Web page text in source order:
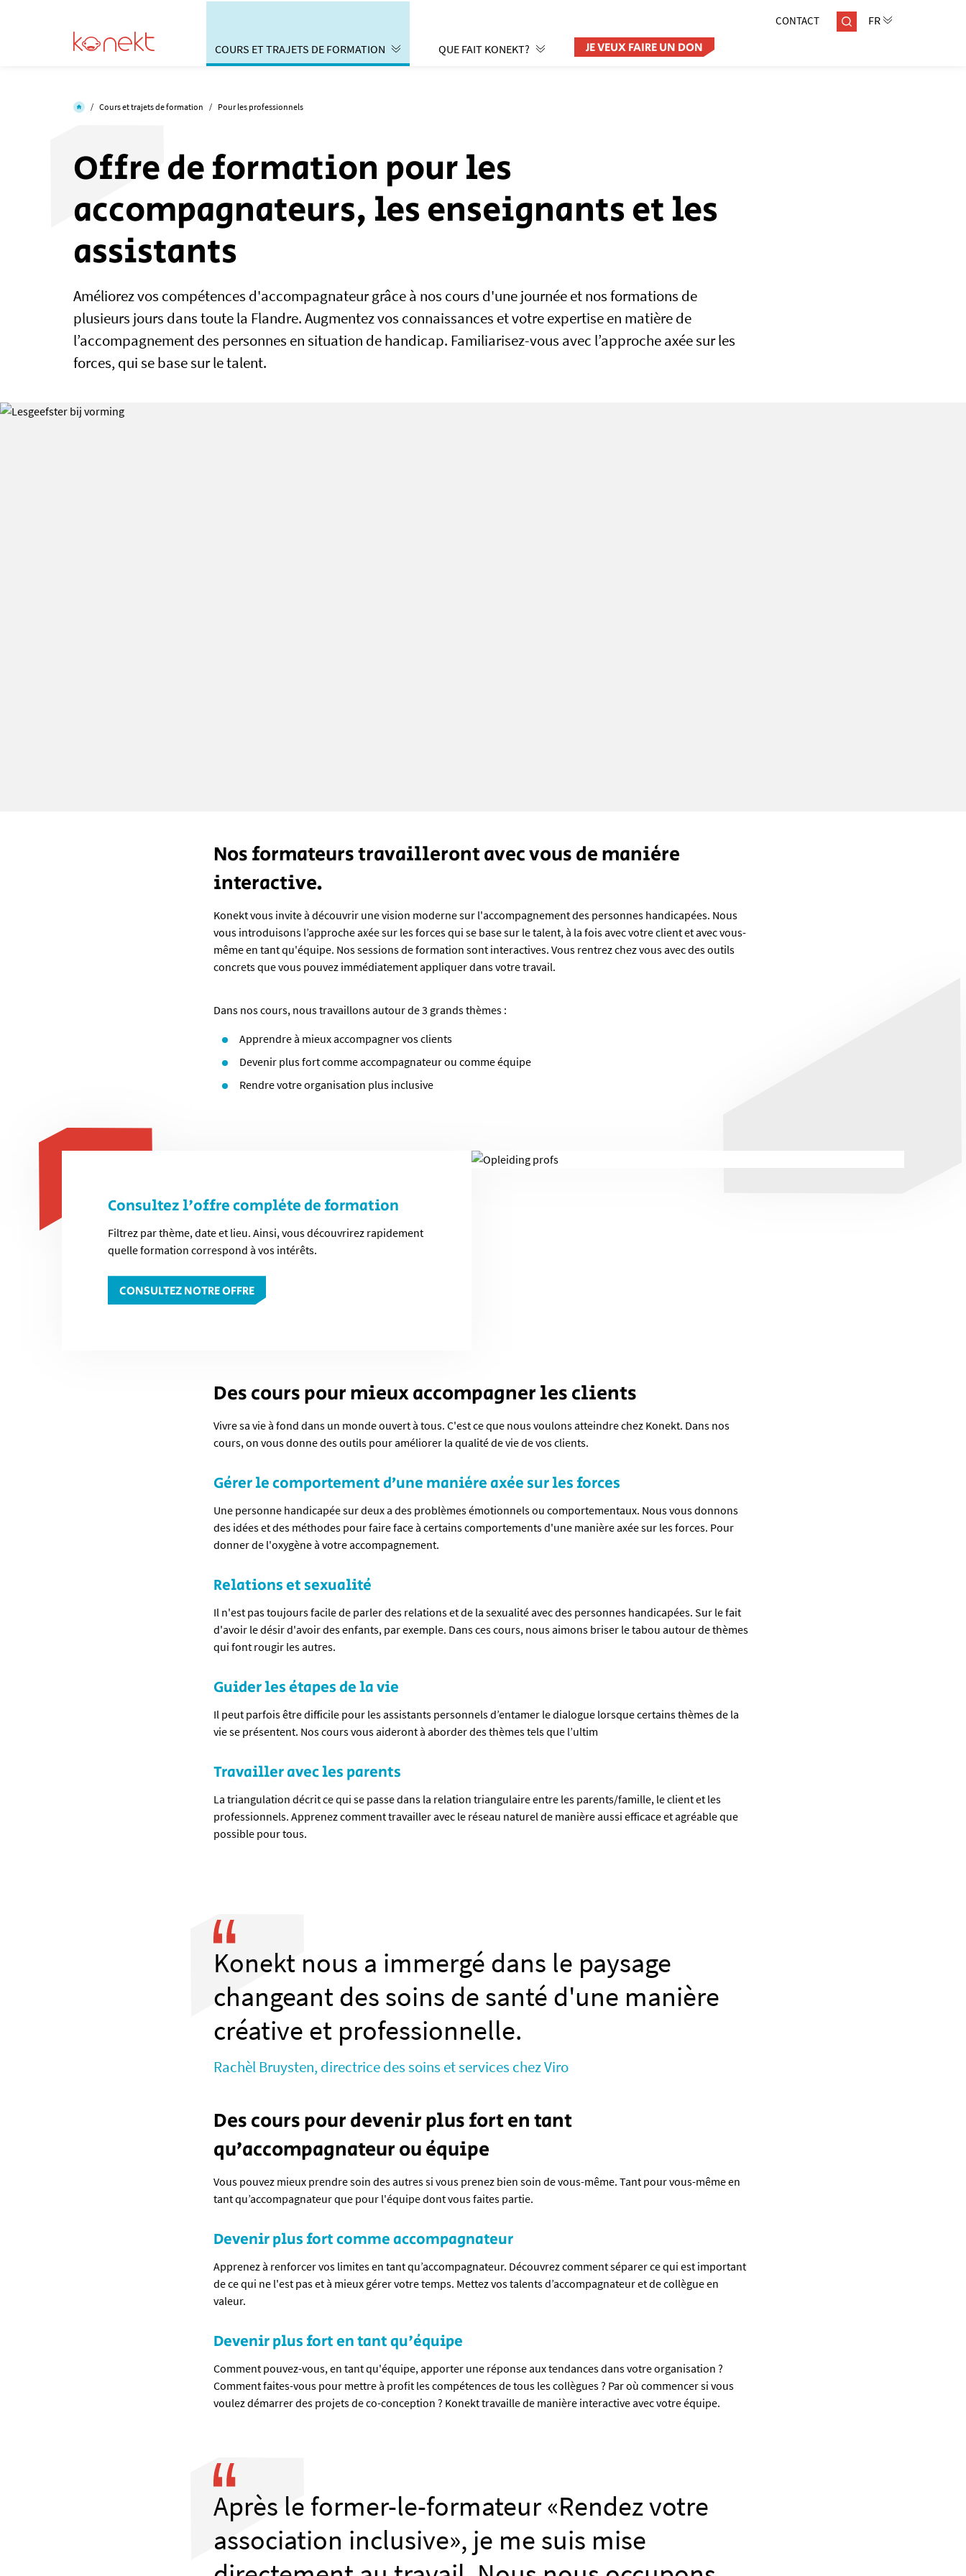
CONTACT
COURS ET TRAJETS DE FORMATION QUE FAIT KONEKT? JE VEUX FAIRE UN DON
/ Cours et trajets de formation / Pour les professionnels
Offre de formation pour les
accompagnateurs, les enseignants et les
assistants
Améliorez vos compétences d'accompagnateur grâce à nos cours d'une journée et nos formations de
plusieurs jours dans toute la Flandre. Augmentez vos connaissances et votre expertise en matière de
l’accompagnement des personnes en situation de handicap. Familiarisez-vous avec l’approche axée sur les
forces, qui se base sur le talent.
Nos formateurs travailleront avec vous de manière
interactive.
Konekt vous invite à découvrir une vision moderne sur l'accompagnement des personnes handicapées. Nous
vous introduisons l’approche axée sur les forces qui se base sur le talent, à la fois avec votre client et avec vous-
même en tant qu'équipe. Nos sessions de formation sont interactives. Vous rentrez chez vous avec des outils
concrets que vous pouvez immédiatement appliquer dans votre travail.
Dans nos cours, nous travaillons autour de 3 grands thèmes :
Apprendre à mieux accompagner vos clients
Devenir plus fort comme accompagnateur ou comme équipe
Rendre votre organisation plus inclusive
Consultez l'offre complète de formation
Filtrez par thème, date et lieu. Ainsi, vous découvrirez rapidement
quelle formation correspond à vos intérêts.
CONSULTEZ NOTRE OFFRE
Des cours pour mieux accompagner les clients
Vivre sa vie à fond dans un monde ouvert à tous. C'est ce que nous voulons atteindre chez Konekt. Dans nos
cours, on vous donne des outils pour améliorer la qualité de vie de vos clients.
Gérer le comportement d’une manière axée sur les forces
Une personne handicapée sur deux a des problèmes émotionnels ou comportementaux. Nous vous donnons
des idées et des méthodes pour faire face à certains comportements d'une manière axée sur les forces. Pour
donner de l'oxygène à votre accompagnement.
Relations et sexualité
Il n'est pas toujours facile de parler des relations et de la sexualité avec des personnes handicapées. Sur le fait
d'avoir le désir d'avoir des enfants, par exemple. Dans ces cours, nous aimons briser le tabou autour de thèmes
qui font rougir les autres.
Guider les étapes de la vie
Il peut parfois être difficile pour les assistants personnels d’entamer le dialogue lorsque certains thèmes de la
vie se présentent. Nos cours vous aideront à aborder des thèmes tels que l’ultim
Travailler avec les parents
La triangulation décrit ce qui se passe dans la relation triangulaire entre les parents/famille, le client et les
professionnels. Apprenez comment travailler avec le réseau naturel de manière aussi efficace et agréable que
possible pour tous.
Konekt nous a immergé dans le paysage
changeant des soins de santé d'une manière
créative et professionnelle.
Rachèl Bruysten, directrice des soins et services chez Viro
Des cours pour devenir plus fort en tant
qu’accompagnateur ou équipe
Vous pouvez mieux prendre soin des autres si vous prenez bien soin de vous-même. Tant pour vous-même en
tant qu’accompagnateur que pour l'équipe dont vous faites partie.
Devenir plus fort comme accompagnateur
Apprenez à renforcer vos limites en tant qu’accompagnateur. Découvrez comment séparer ce qui est important
de ce qui ne l'est pas et à mieux gérer votre temps. Mettez vos talents d’accompagnateur et de collègue en
valeur.
Devenir plus fort en tant qu'équipe
Comment pouvez-vous, en tant qu'équipe, apporter une réponse aux tendances dans votre organisation ?
Comment faites-vous pour mettre à profit les compétences de tous les collègues ? Par où commencer si vous
voulez démarrer des projets de co-conception ? Konekt travaille de manière interactive avec votre équipe.
Après le former-le-formateur «Rendez votre
association inclusive», je me suis mise